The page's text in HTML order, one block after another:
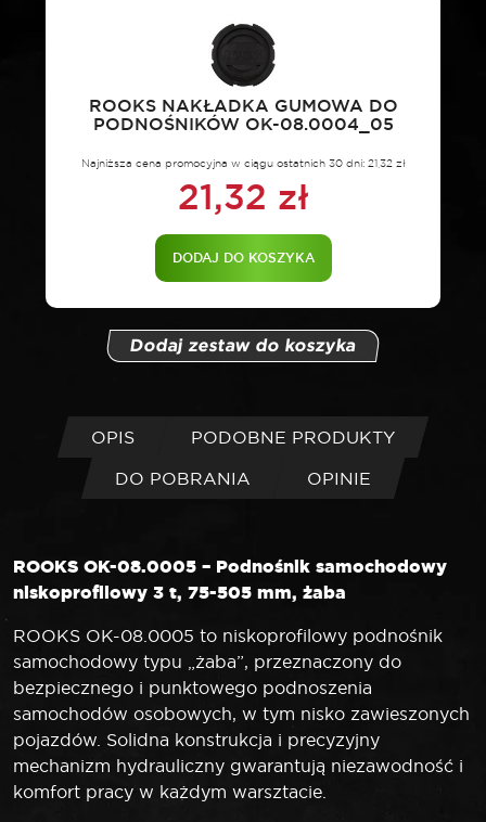
ROOKS NAKŁADKA GUMOWA DO
PODNOŚNIKÓW OK-08.0004_05
Najniższa cena promocyjna w ciągu ostatnich 30 dni: 21,32 zł
21,32 zł
DODAJ DO KOSZYKA
Dodaj zestaw do koszyka
OPIS
PODOBNE PRODUKTY
DO POBRANIA
OPINIE
ROOKS OK-08.0005 – Podnośnik samochodowy
niskoprofilowy 3 t, 75-505 mm, żaba
ROOKS OK-08.0005 to niskoprofilowy podnośnik
samochodowy typu „żaba”, przeznaczony do
bezpiecznego i punktowego podnoszenia
samochodów osobowych, w tym nisko zawieszonych
pojazdów. Solidna konstrukcja i precyzyjny
mechanizm hydrauliczny gwarantują niezawodność i
komfort pracy w każdym warsztacie.